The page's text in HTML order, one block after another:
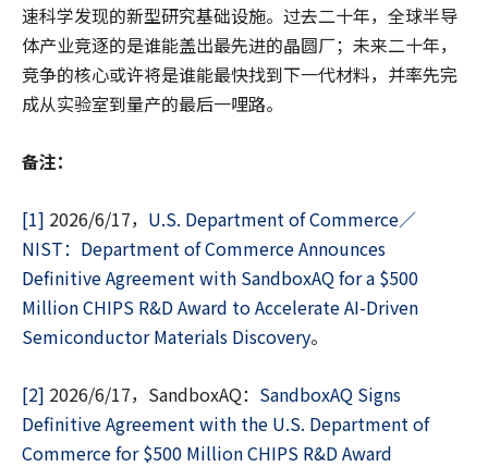
速科学发现的新型研究基础设施。过去二十年，全球半导
体产业竞逐的是谁能盖出最先进的晶圆厂；未来二十年，
竞争的核心或许将是谁能最快找到下一代材料，并率先完
成从实验室到量产的最后一哩路。
备注：
[1] 2026/6/17， U.S. Department of Commerce／
NIST：Department of Commerce Announces
Definitive Agreement with SandboxAQ for a $500
Million CHIPS R&D Award to Accelerate AI-Driven
Semiconductor Materials Discovery。
[2] 2026/6/17，SandboxAQ： SandboxAQ Signs
Definitive Agreement with the U.S. Department of
Commerce for $500 Million CHIPS R&D Award